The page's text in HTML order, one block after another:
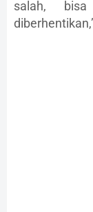
salah, bisa